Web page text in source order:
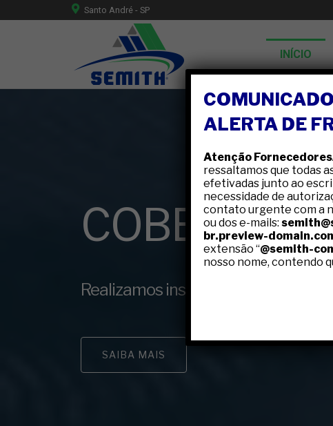
Santo André - SP
INÍCIO
ALERTA DE
Atenção
ressaltamos que todas
efetivadas junto ao
necessidade de
contato urgente com a
ou dos e-mails:
br.preview-
extensão “@semith-
nosso nome, contendo